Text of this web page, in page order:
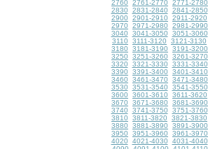
2760
2761-2770 2771-2780
2830
2831-2840 2841-2850
2900
2901-2910 2911-2920
2970
2971-2980 2981-2990
3040
3041-3050 3051-3060
3110
3111-3120 3121-3130
3180
3181-3190 3191-3200
3250
3251-3260 3261-3270
3320
3321-3330 3331-3340
3390
3391-3400 3401-3410
3460
3461-3470 3471-3480
3530
3531-3540 3541-3550
3600
3601-3610 3611-3620
3670
3671-3680 3681-3690
3740
3741-3750 3751-3760
3810
3811-3820 3821-3830
3880
3881-3890 3891-3900
3950
3951-3960 3961-3970
4020
4021-4030 4031-4040